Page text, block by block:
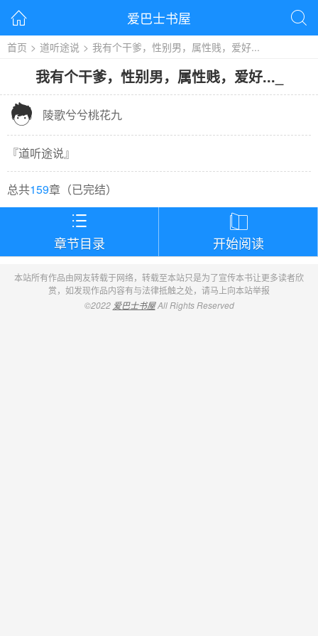
 爱巴士书屋 
首页 > 道听途说 > 我有个干爹，性别男，属性贱，爱好...
我有个干爹，性别男，属性贱，爱好...
 陵歌兮兮桃花九
『道听途说』
总共159章（已完结）

章节目录

开始阅读
本站所有作品由网友转载于网络，转载至本站只是为了宣传本书让更多读者欣
赏，如发现作品内容有与法律抵触之处，请马上向本站举报
©2022 爱巴士书屋All Rights Reserved